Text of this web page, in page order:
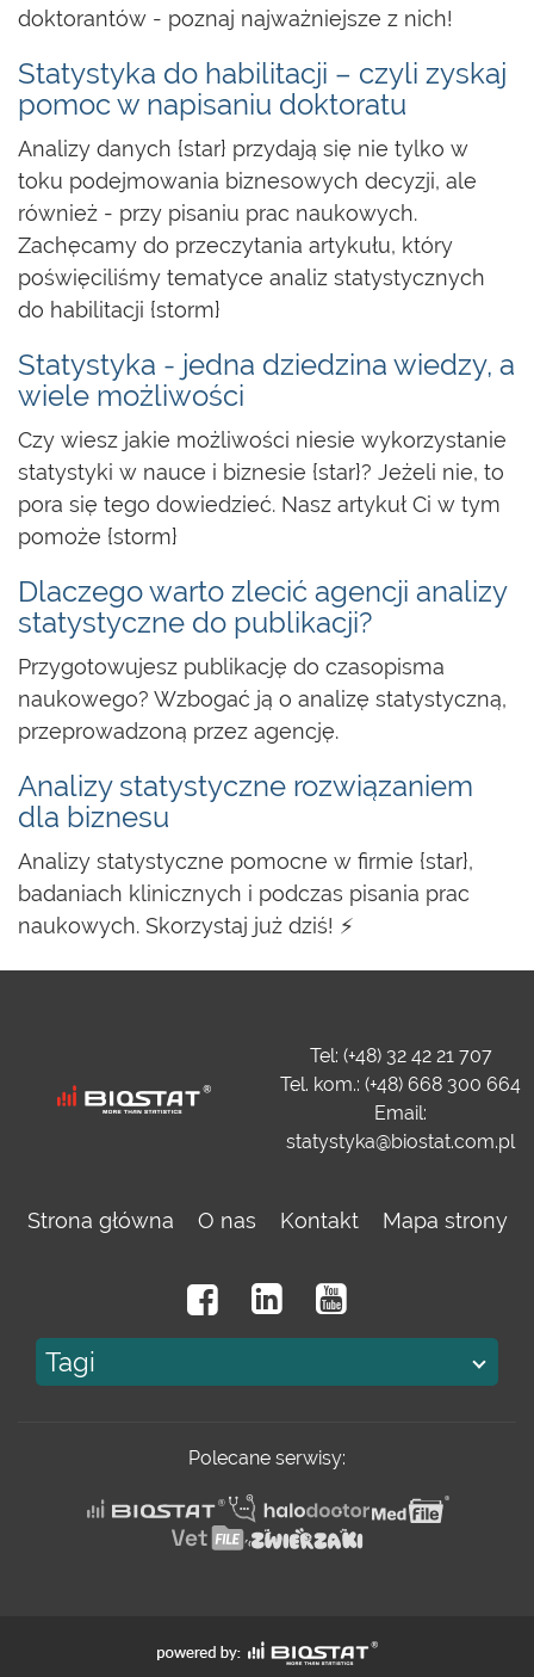
doktorantów - poznaj najważniejsze z nich!
Statystyka do habilitacji – czyli zyskaj
pomoc w napisaniu doktoratu
Analizy danych {star} przydają się nie tylko w
toku podejmowania biznesowych decyzji, ale
również - przy pisaniu prac naukowych.
Zachęcamy do przeczytania artykułu, który
poświęciliśmy tematyce analiz statystycznych
do habilitacji {storm}
Statystyka - jedna dziedzina wiedzy, a
wiele możliwości
Czy wiesz jakie możliwości niesie wykorzystanie
statystyki w nauce i biznesie {star}? Jeżeli nie, to
pora się tego dowiedzieć. Nasz artykuł Ci w tym
pomoże {storm}
Dlaczego warto zlecić agencji analizy
statystyczne do publikacji?
Przygotowujesz publikację do czasopisma
naukowego? Wzbogać ją o analizę statystyczną,
przeprowadzoną przez agencję.
Analizy statystyczne rozwiązaniem
dla biznesu
Analizy statystyczne pomocne w firmie {star},
badaniach klinicznych i podczas pisania prac
naukowych. Skorzystaj już dziś! ⚡
Tel: (+48) 32 42 21 707
Tel. kom.: (+48) 668 300 664
Email:
statystyka@biostat.com.pl
Strona główna O nas Kontakt Mapa strony
Tagi
Polecane serwisy: